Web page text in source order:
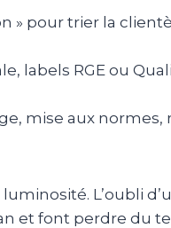
» pour trier la
labels RGE ou
mise aux normes,
L’oubli
et font perdre du